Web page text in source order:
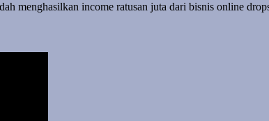
menghasilkan income ratusan juta dari bisnis online